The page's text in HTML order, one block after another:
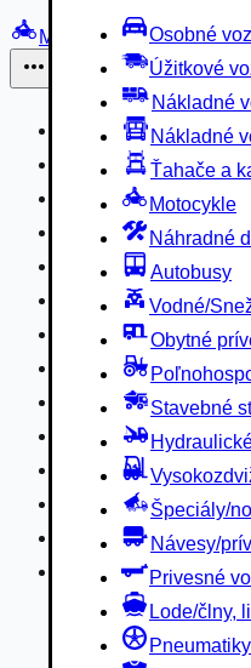
Osobné
Úžitkové
Nákladné
Nákladné
Ťahače a
Motocykle
Náhradné
Autobusy
Vodné/
Obytné
Stavebné
Špeciály/
Návesy/
Privesné
Lode/člny,
Motocykle
Náhradné diely
Autobusy
Vodné/Snežné
Obytné prívesy
Stavebné stroje
Hydraulické ruky
Vysokozdvižné
Špeciály/nosiče
Návesy/prívesy
Privesné vozíky
Lode/člny,
Pneumatiky disky
Príslušenstvo,